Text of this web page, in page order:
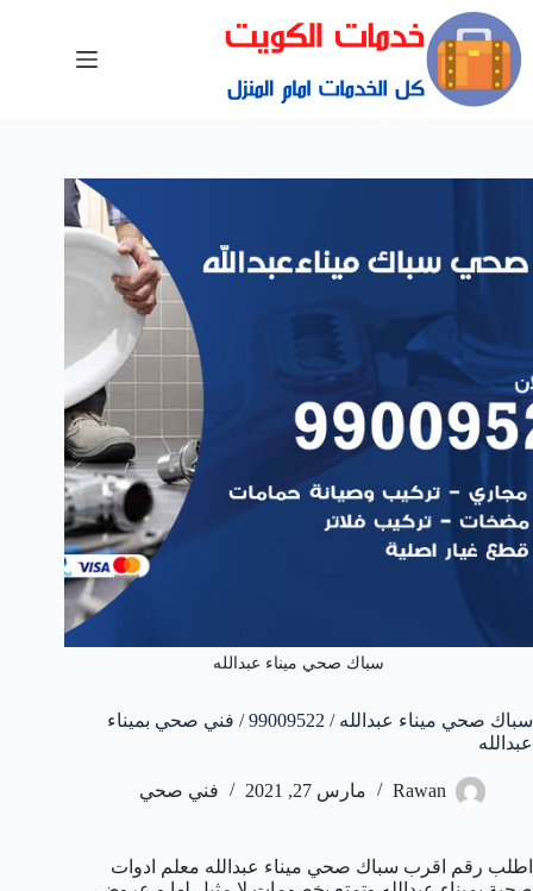
سباك صحي ميناء عبدالله
سباك صحي ميناء عبدالله / 99009522 / فني صحي بميناء
عبدالله
Rawan مارس 27, 2021 فني صحي
اطلب رقم اقرب سباك صحي ميناء عبدالله معلم ادوات